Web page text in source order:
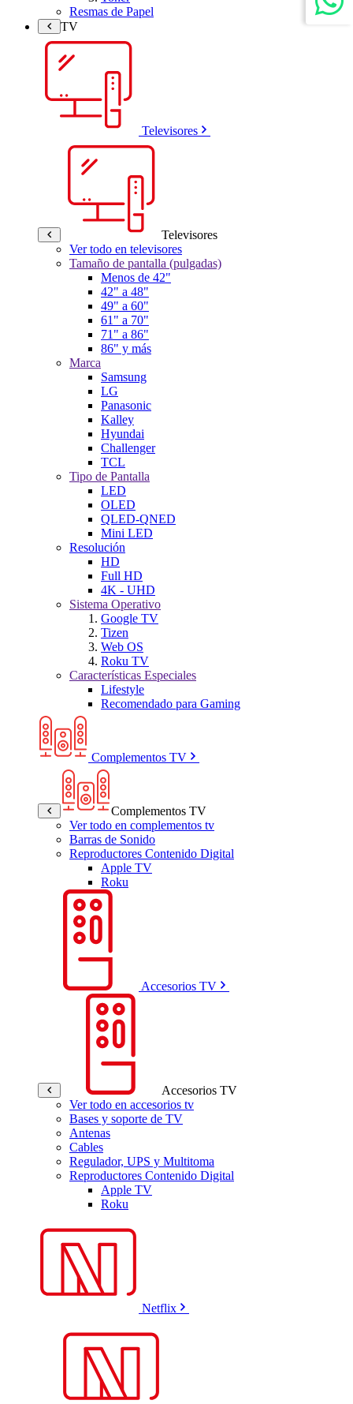
Resmas de Papel
TV
Televisores
Televisores
Ver todo en televisores
Tamaño de pantalla (pulgadas)
Menos de 42"
42" a 48"
49" a 60"
61" a 70"
71" a 86"
86" y más
Marca
Samsung
LG
Panasonic
Kalley
Hyundai
Challenger
TCL
Tipo de Pantalla
LED
OLED
QLED-QNED
Mini LED
Resolución
HD
Full HD
4K - UHD
Sistema Operativo
Google TV
Tizen
Web OS
Roku TV
Características Especiales
Lifestyle
Recomendado para Gaming
Complementos TV
Complementos TV
Ver todo en complementos tv
Barras de Sonido
Reproductores Contenido Digital
Apple TV
Roku
Accesorios TV
Accesorios TV
Ver todo en accesorios tv
Bases y soporte de TV
Antenas
Cables
Regulador, UPS y Multitoma
Reproductores Contenido Digital
Apple TV
Roku
Netflix